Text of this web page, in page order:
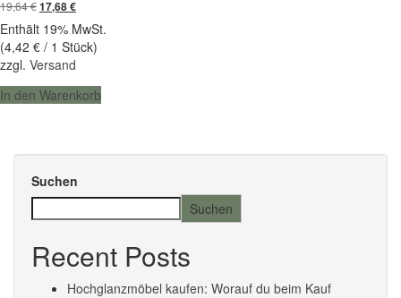
19,64€Ursprünglicher
war:
19,64 €
17,68€
Preis
ist:
17,68 €.
Enthält 19% MwSt.
(4,42 € / 1 Stück)
zzgl. Versand
In den Warenkorb
Suchen
Suchen
Recent Posts
Hochglanzmöbel kaufen: Worauf du beim Kauf